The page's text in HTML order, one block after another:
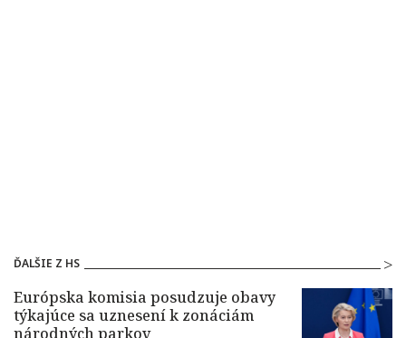
ĎALŠIE Z HS
Európska komisia posudzuje obavy
týkajúce sa uznesení k zonáciám
národných parkov